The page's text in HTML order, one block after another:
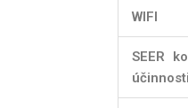
WIFI
SEER